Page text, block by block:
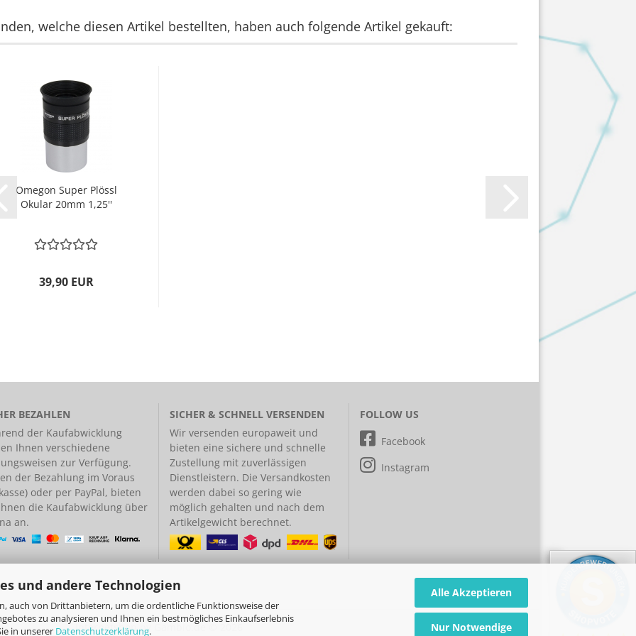
und andere Technologien
auch von Drittanbietern, um die ordentliche Funktionsweise der
zu analysieren und Ihnen ein bestmögliches Einkaufserlebnis
in unserer Datenschutzerklärung.
Alle Akzeptieren
Nur Notwendige
welche diesen Artikel bestellten, haben auch folgende Artikel gekauft:
Omegon Super Plössl
Okular 20mm 1,25''
39,90 EUR
BEZAHLEN
der Kaufabwicklung
Ihnen verschiedene
zur Verfügung.
der Bezahlung im Voraus
oder per PayPal, bieten
die Kaufabwicklung über
an.
SICHER & SCHNELL VERSENDEN
Wir versenden europaweit und
bieten eine sichere und schnelle
Zustellung mit zuverlässigen
Dienstleistern. Die Versandkosten
werden dabei so gering wie
möglich gehalten und nach dem
Artikelgewicht berechnet.
FOLLOW US
Facebook
Instagram
Internetshopby Gambio.de © 2026